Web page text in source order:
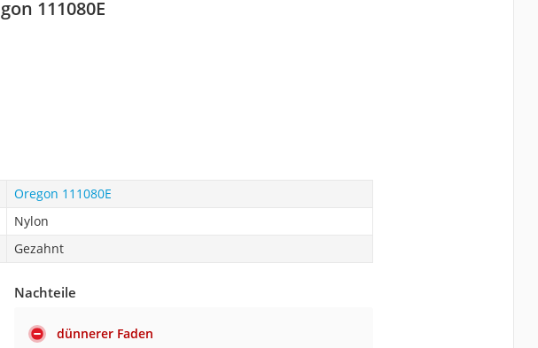
111080E
Oregon 111080E
Nylon
Gezahnt
Nachteile
dünnerer Faden